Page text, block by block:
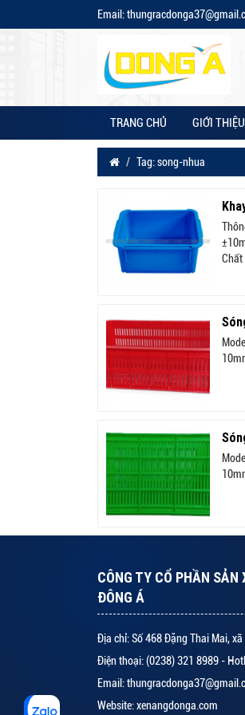
Email:
TRANG CHỦ GIỚI THIỆU
Tag: song-nhua
Chất
CÔNG TY CỔ PHẦN
ĐÔNG Á
Địa chỉ: Số 468 Đặng Thai Mai,
Điện thoại: (0238) 321 8989 -
Email:
Website: xenangdonga.com